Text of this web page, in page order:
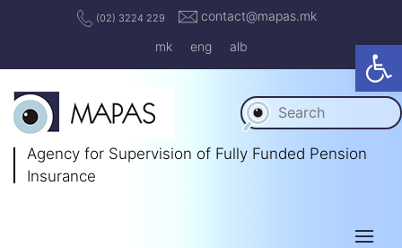
(02) 3224 229
contact@mapas.mk
mk
eng alb
Agency for Supervision of Fully Funded Pension
Insurance